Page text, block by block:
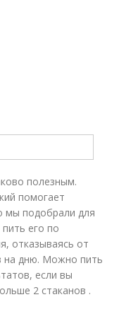
полезным.
помогает
мы подобрали для
его по
отказываясь от
на дню. Можно пить
если вы
2 стаканов .